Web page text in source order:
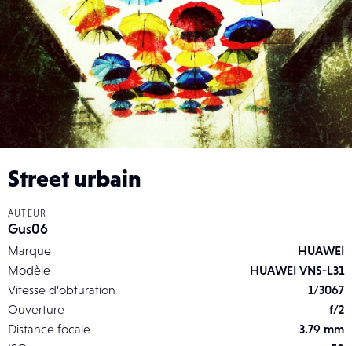
Street urbain
AUTEUR
Gus06
Marque
HUAWEI
Modèle
HUAWEI VNS-L31
Vitesse d’obturation
1/3067
Ouverture
f/2
Distance focale
3.79 mm